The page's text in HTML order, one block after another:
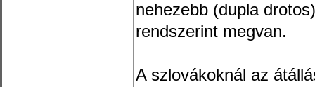
nehezebb (dupla
rendszerint megvan.
A szlovákoknál az